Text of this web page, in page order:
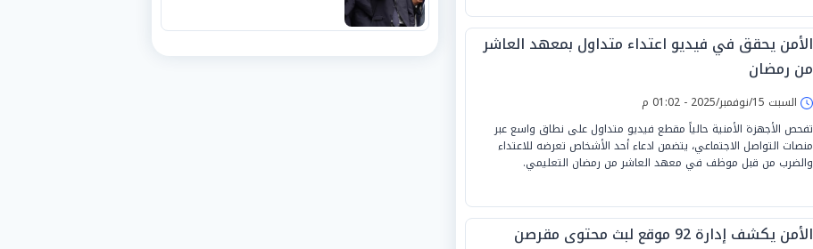
الأمن يحقق في فيديو اعتداء متداول بمعهد العاشر
من رمضان
السبت 15/نوفمبر/2025 - 01:02 م
تفحص الأجهزة الأمنية حالياً مقطع فيديو متداول على نطاق واسع عبر
منصات التواصل الاجتماعي، يتضمن ادعاء أحد الأشخاص تعرضه للاعتداء
والضرب من قبل موظف في معهد العاشر من رمضان التعليمي.
الأمن يكشف إدارة 92 موقع لبث محتوى مقرصن
الفيفا».. وإقالة